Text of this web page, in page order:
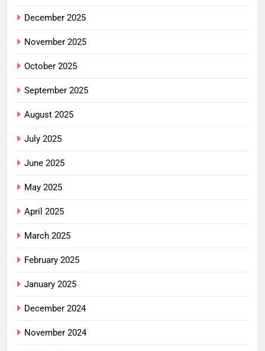
December 2025
November 2025
October 2025
September 2025
August 2025
July 2025
June 2025
May 2025
April 2025
March 2025
February 2025
January 2025
December 2024
November 2024